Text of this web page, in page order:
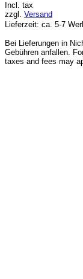
Incl. tax
zzgl. Versand
Lieferzeit: ca. 5-7
Bei Lieferungen in
Gebühren anfallen.
taxes and fees may